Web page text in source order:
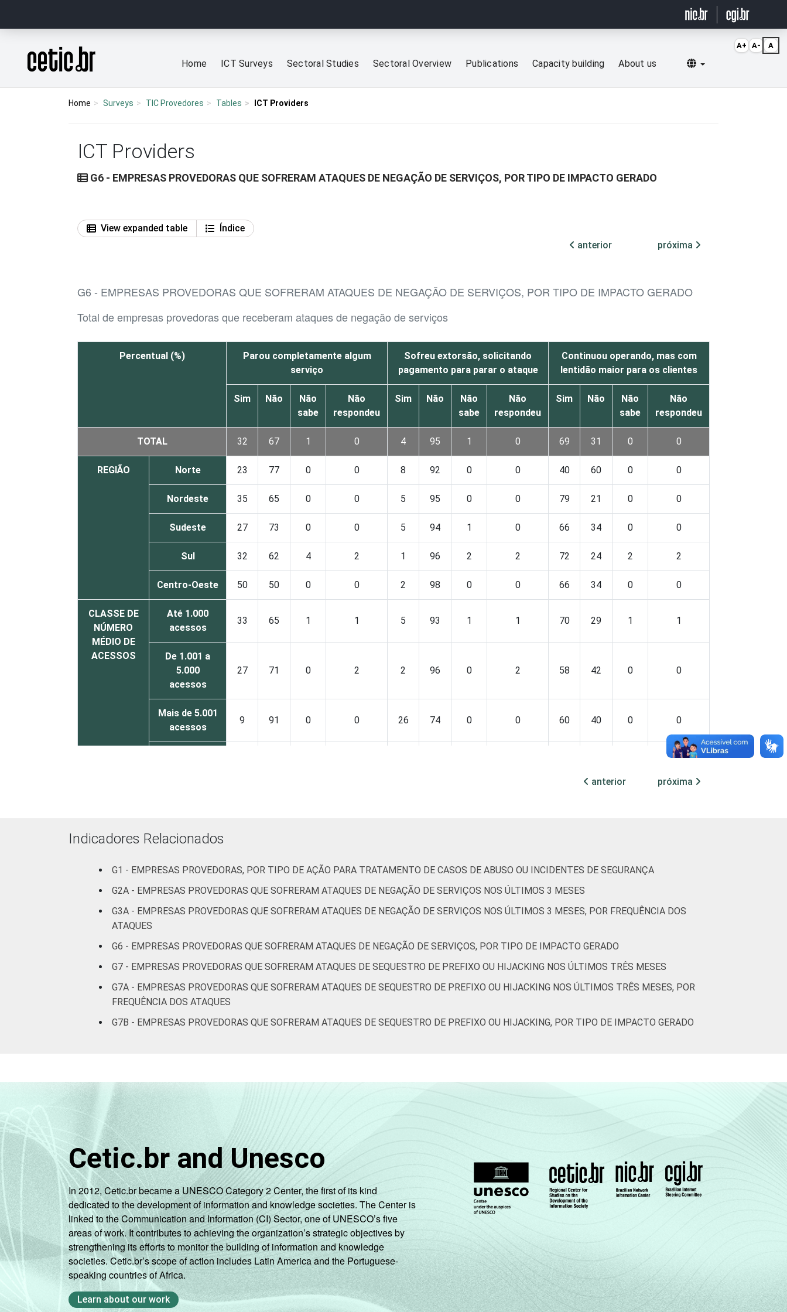
Página inicial
Home ICT Surveys Sectoral Studies Sectoral Overview Publications Capacity building About us Selecionar idioma
Home Surveys TIC Provedores Tables ICT Providers
ICT Providers
G6 - EMPRESAS PROVEDORAS QUE SOFRERAM ATAQUES DE NEGAÇÃO DE SERVIÇOS, POR TIPO DE IMPACTO GERADO
View expanded table
Índice
anterior
próxima
G6 - EMPRESAS PROVEDORAS QUE SOFRERAM ATAQUES DE NEGAÇÃO DE SERVIÇOS, POR TIPO DE IMPACTO GERADO
Total de empresas provedoras que receberam ataques de negação de serviços
Percentual (%)
Parou completamente algum
serviço
Sofreu extorsão, solicitando
pagamento para parar o ataque
Continuou operando, mas com
lentidão maior para os clientes
Sim Não
Não
sabe
Não
respondeu
Sim Não
Não
sabe
Não
respondeu
Sim Não
Não
sabe
Não
respondeu
TOTAL 32 67 1 0 4 95 1 0 69 31 0 0
REGIÃO Norte 23 77 0 0 8 92 0 0 40 60 0 0
Nordeste 35 65 0 0 5 95 0 0 79 21 0 0
Sudeste 27 73 0 0 5 94 1 0 66 34 0 0
Sul 32 62 4 2 1 96 2 2 72 24 2 2
Centro-Oeste 50 50 0 0 2 98 0 0 66 34 0 0
CLASSE DE
NÚMERO
MÉDIO DE
ACESSOS
Até 1.000
acessos
33 65 1 1 5 93 1 1 70 29 1 1
De 1.001 a
5.000
acessos
27 71 0 2 2 96 0 2 58 42 0 0
Mais de 5.001
acessos
9 91 0 0 26 74 0 0 60 40 0 0
CLIENTES
1.000 clientes
3.000 clientes
31 68 1 0 2 98 0 0 72 28 0 0
De 3.001 a
24 76 0 0 10 88 2 0 68 32
Mais de 6.000
clientes
30 70 0 0 3 96 0 0 68 32 0 0
PORTE DO
Micro (até 9
Pequena (de
Média (de 50
a 249
pessoas
ocupadas)
30 70 0 70 30
Grande (mais
de 250
pessoas
ocupadas)
3 97 0 0 0
Sem
26 79 10 74 16 10 0
anterior próxima
Indicadores Relacionados
G1 - EMPRESAS PROVEDORAS, POR TIPO DE AÇÃO PARA TRATAMENTO DE CASOS DE ABUSO OU INCIDENTES DE SEGURANÇA
G2A - EMPRESAS PROVEDORAS QUE SOFRERAM ATAQUES DE NEGAÇÃO DE SERVIÇOS NOS ÚLTIMOS 3 MESES
G3A - EMPRESAS PROVEDORAS QUE SOFRERAM ATAQUES DE NEGAÇÃO DE SERVIÇOS NOS ÚLTIMOS 3 MESES, POR FREQUÊNCIA DOS
ATAQUES
G6 - EMPRESAS PROVEDORAS QUE SOFRERAM ATAQUES DE NEGAÇÃO DE SERVIÇOS, POR TIPO DE IMPACTO GERADO
G7 - EMPRESAS PROVEDORAS QUE SOFRERAM ATAQUES DE SEQUESTRO DE PREFIXO OU HIJACKING NOS ÚLTIMOS TRÊS MESES
G7A - EMPRESAS PROVEDORAS QUE SOFRERAM ATAQUES DE SEQUESTRO DE PREFIXO OU HIJACKING NOS ÚLTIMOS TRÊS MESES, POR
FREQUÊNCIA DOS ATAQUES
G7B - EMPRESAS PROVEDORAS QUE SOFRERAM ATAQUES DE SEQUESTRO DE PREFIXO OU HIJACKING, POR TIPO DE IMPACTO GERADO
Cetic.br and Unesco
In 2012, Cetic.br became a UNESCO Category 2 Center, the first of its kind
dedicated to the development of information and knowledge societies. The Center is
linked to the Communication and Information (CI) Sector, one of UNESCO’s five
areas of work. It contributes to achieving the organization’s strategic objectives by
strengthening its efforts to monitor the building of information and knowledge
societies. Cetic.br’s scope of action includes Latin America and the Portuguese-
speaking countries of Africa.
Learn about our work
A+ A- A